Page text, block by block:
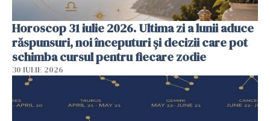
Horoscop 31 iulie 2026. Ultima zi a lunii aduce
răspunsuri, noi începuturi și decizii care pot
schimba cursul pentru fiecare zodie
30 IULIE 2026